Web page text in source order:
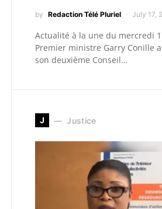
by Redaction Télé Pluriel July 17,
Actualité à la une du mercredi
Premier ministre Garry Conille
son deuxième Conseil…
J Justice